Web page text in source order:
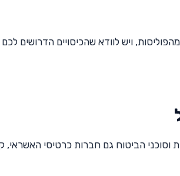
ויש לוודא שהכיסויים הדרושים לכם
וסוכני הביטוח גם חברות כרטיסי האשראי,